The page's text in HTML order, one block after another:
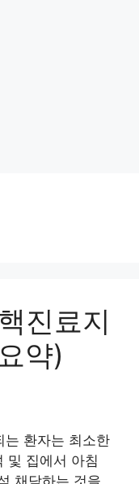
진료지
약)
는 환자는 최소한
및 집에서 아침
채담하는 것을